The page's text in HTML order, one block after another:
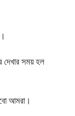
দেখার সময় হল
আমরা।